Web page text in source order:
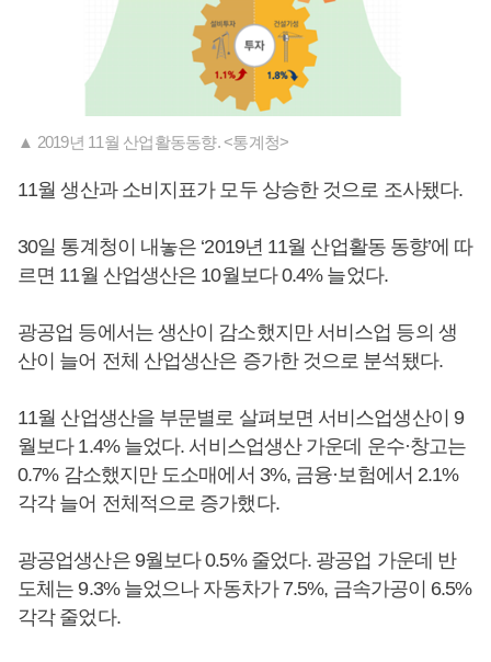
▲ 2019년 11월 산업활동동향. <통계청>
11월 생산과 소비지표가 모두 상승한 것으로 조사됐다.
30일 통계청이 내놓은 ‘2019년 11월 산업활동 동향’에 따
르면 11월 산업생산은 10월보다 0.4% 늘었다.
광공업 등에서는 생산이 감소했지만 서비스업 등의 생
산이 늘어 전체 산업생산은 증가한 것으로 분석됐다.
11월 산업생산을 부문별로 살펴보면 서비스업생산이 9
월보다 1.4% 늘었다. 서비스업생산 가운데 운수·창고는
0.7% 감소했지만 도소매에서 3%, 금융·보험에서 2.1%
각각 늘어 전체적으로 증가했다.
광공업생산은 9월보다 0.5% 줄었다. 광공업 가운데 반
도체는 9.3% 늘었으나 자동차가 7.5%, 금속가공이 6.5%
각각 줄었다.